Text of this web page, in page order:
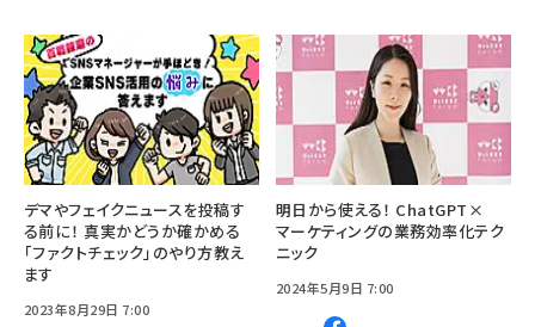
デマやフェイクニュースを投稿す
る前に！ 真実かどうか確かめる
「ファクトチェック」のやり方教え
ます
2023年8月29日 7:00
明日から使える！ ChatGPT×
マーケティングの業務効率化テク
ニック
2024年5月9日 7:00